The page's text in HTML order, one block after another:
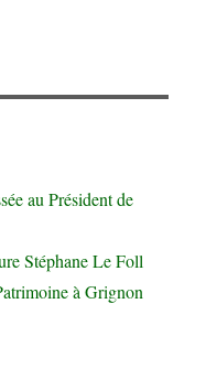
au Président de
Stéphane Le Foll
à Grignon